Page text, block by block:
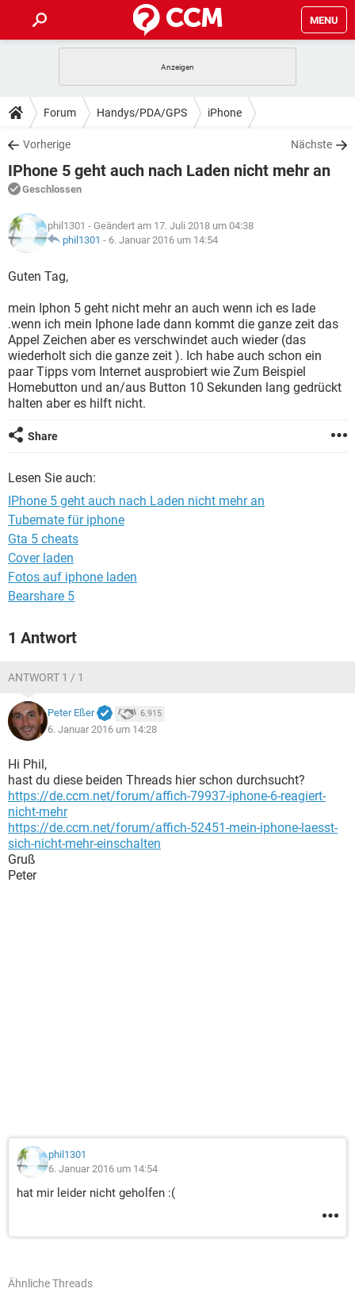
MENU
ANDROID IOS
WINDOWS 10
WHATSAPP TIKTOK
FACEBOOK
TIPPS & TRICKS
SPIELE STREAMING
WINDOWS 10
WHATSAPP
FACEBOOK HARDWARE
DOWNLOADS
SPIELE STREAMING
ANDROID
WINDOWS 10 INSTAGRAM
WHATSAPP
FACEBOOK
FORUM
SPIELE
ANDROID IOS
FACEBOOK HARDWARE
LEXIKON
SPIELE
ANDROID
WINDOWS 10 INSTAGRAM
WHATSAPP TIKTOK
FACEBOOK HARDWARE
Forum Handys/PDA/GPS iPhone
Vorherige Nächste
IPhone 5 geht auch nach Laden nicht mehr an
Geschlossen
phil1301 - Geändert am 17. Juli 2018 um 04:38
phil1301 - 6. Januar 2016 um 14:54
Guten Tag,
mein Iphon 5 geht nicht mehr an auch wenn ich es lade
.wenn ich mein Iphone lade dann kommt die ganze zeit das
Appel Zeichen aber es verschwindet auch wieder (das
wiederholt sich die ganze zeit ). Ich habe auch schon ein
paar Tipps vom Internet ausprobiert wie Zum Beispiel
Homebutton und an/aus Button 10 Sekunden lang gedrückt
halten aber es hilft nicht.
Share
Lesen Sie auch:
IPhone 5 geht auch nach Laden nicht mehr an
Tubemate für iphone
Gta 5 cheats
Cover laden
Fotos auf iphone laden
Bearshare 5
1 Antwort
ANTWORT 1 / 1
Peter Eßer 6.915
6. Januar 2016 um 14:28
Hi Phil,
hast du diese beiden Threads hier schon durchsucht?
https://de.ccm.net/forum/affich-79937-iphone-6-reagiert-
nicht-mehr
https://de.ccm.net/forum/affich-52451-mein-iphone-laesst-
sich-nicht-mehr-einschalten
Gruß
Peter
phil1301
6. Januar 2016 um 14:54
hat mir leider nicht geholfen :(
Ähnliche Threads